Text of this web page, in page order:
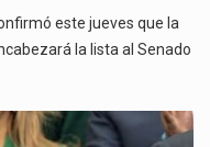
este jueves que la
la lista al Senado